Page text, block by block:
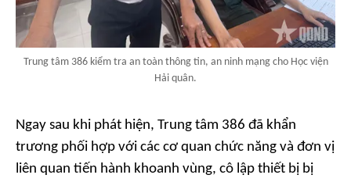
Trung tâm 386 kiểm tra an toàn thông tin, an ninh mạng cho Học viện
Hải quân.
Ngay sau khi phát hiện, Trung tâm 386 đã khẩn
trương phối hợp với các cơ quan chức năng và đơn vị
liên quan tiến hành khoanh vùng, cô lập thiết bị bị